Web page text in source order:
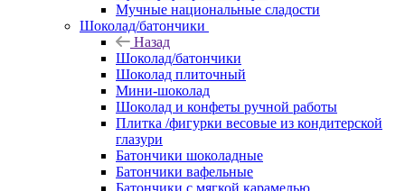
Мучные национальные сладости
Шоколад/батончики
Назад
Шоколад/батончики
Шоколад плиточный
Мини-шоколад
Шоколад и конфеты ручной работы
Плитка /фигурки весовые из кондитерской
глазури
Батончики шоколадные
Батончики вафельные
Батончики с мягкой карамелью